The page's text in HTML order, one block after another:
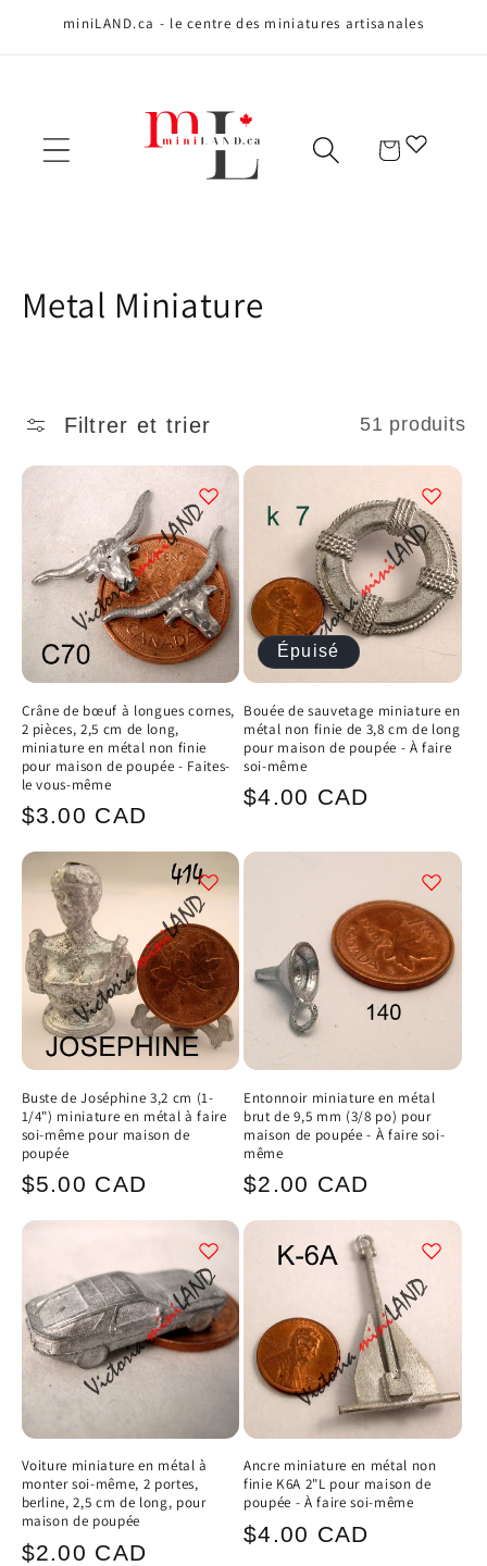
passer auminiLAND.ca - le centre des miniatures artisanales
Panier
C
l
e
c
t
i
o
n
:
Metal Miniature
Filtrer et trier 51 produits
Crâne de bœuf à longues cornes,
2 pièces, 2,5 cm de long,
miniature en métal non finie
pour maison de poupée - Faites-
le vous-même
Prix
$3.00 CAD
Épuisé
Bouée de sauvetage miniature en
métal non finie de 3,8 cm de long
pour maison de poupée - À faire
soi-même
Prix
$4.00 CAD
Buste de Joséphine 3,2 cm (1-
1/4") miniature en métal à faire
soi-même pour maison de
poupée
Prix
$5.00 CAD
Entonnoir miniature en métal
brut de 9,5 mm (3/8 po) pour
maison de poupée - À faire soi-
même
Prix
$2.00 CAD
Voiture miniature en métal à
monter soi-même, 2 portes,
berline, 2,5 cm de long, pour
maison de poupée
Prix
$2.00 CAD
Ancre miniature en métal non
finie K6A 2"L pour maison de
poupée - À faire soi-même
Prix
$4.00 CAD